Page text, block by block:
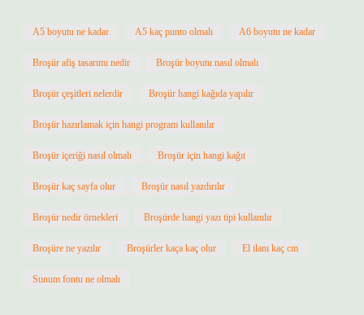
A5 boyutu ne kadar A5 kaç punto olmalı A6 boyutu ne kadar
Broşür afiş tasarımı nedir Broşür boyutu nasıl olmalı
Broşür çeşitleri nelerdir Broşür hangi kağıda yapılır
Broşür hazırlamak için hangi program kullanılır
Broşür içeriği nasıl olmalı Broşür için hangi kağıt
Broşür kaç sayfa olur Broşür nasıl yazdırılır
Broşür nedir örnekleri Broşürde hangi yazı tipi kullanılır
Broşüre ne yazılır Broşürler kaça kaç olur El ilanı kaç cm
Sunum fontu ne olmalı